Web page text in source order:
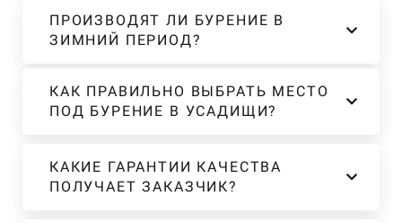
ПРОИЗВОДЯТ ЛИ БУРЕНИЕ В
ЗИМНИЙ ПЕРИОД?
КАК ПРАВИЛЬНО ВЫБРАТЬ МЕСТО
ПОД БУРЕНИЕ В УСАДИЩИ?
КАКИЕ ГАРАНТИИ КАЧЕСТВА
ПОЛУЧАЕТ ЗАКАЗЧИК?